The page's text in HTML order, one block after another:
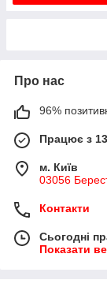
Про нас
96%
Працює з
м. Київ
03056
Контакти
Сьогодні
Показати